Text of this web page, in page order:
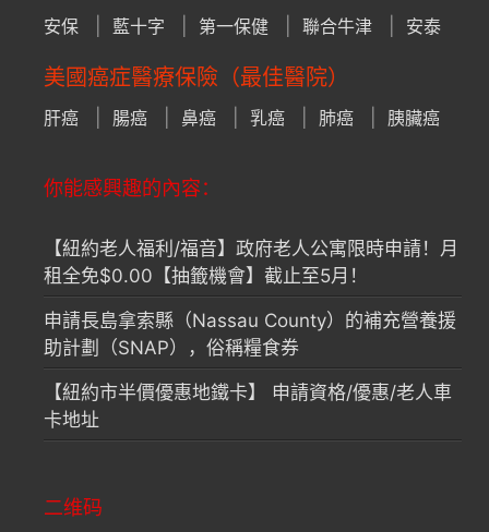
安保 藍十字 第一保健 聯合牛津 安泰
美國癌症醫療保險（最佳醫院）
肝癌 腸癌 鼻癌 乳癌 肺癌 胰臟癌
你能感興趣的內容：
【紐約老人福利/福音】政府老人公寓限時申請！月
租全免$0.00【抽籤機會】截止至5月！
申請長島拿索縣（Nassau County）的補充營養援
助計劃（SNAP），俗稱糧食券
【紐約市半價優惠地鐵卡】 申請資格/優惠/老人車
卡地址
二维码